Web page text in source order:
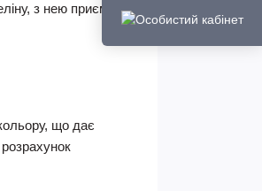
з нею приємно
що дає